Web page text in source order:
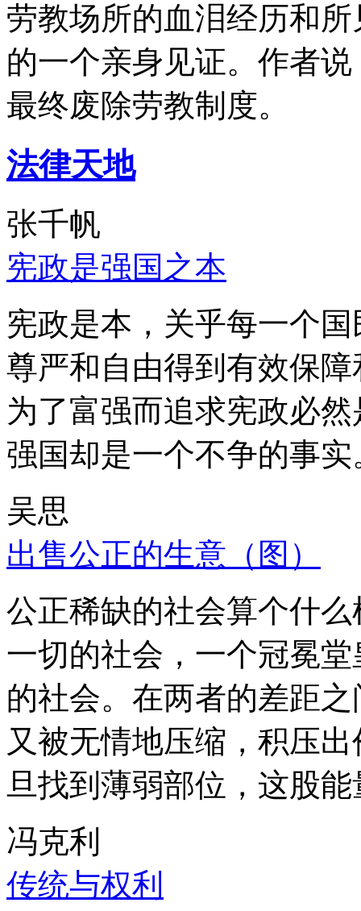
劳教场所的血泪经历和
的一个亲身见证。作者
最终废除劳教制度。
法律天地
张千帆
宪政是强国之本
宪政是本，关乎每一个
尊严和自由得到有效保
为了富强而追求宪政必
强国却是一个不争的事实
吴思
出售公正的生意（图）
公正稀缺的社会算个什
一切的社会，一个冠冕
的社会。在两者的差距
又被无情地压缩，积压
旦找到薄弱部位，这股
冯克利
传统与权利